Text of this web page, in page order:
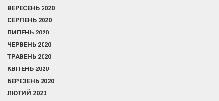
ВЕРЕСЕНЬ 2020
СЕРПЕНЬ 2020
ЛИПЕНЬ 2020
ЧЕРВЕНЬ 2020
ТРАВЕНЬ 2020
КВІТЕНЬ 2020
БЕРЕЗЕНЬ 2020
ЛЮТИЙ 2020